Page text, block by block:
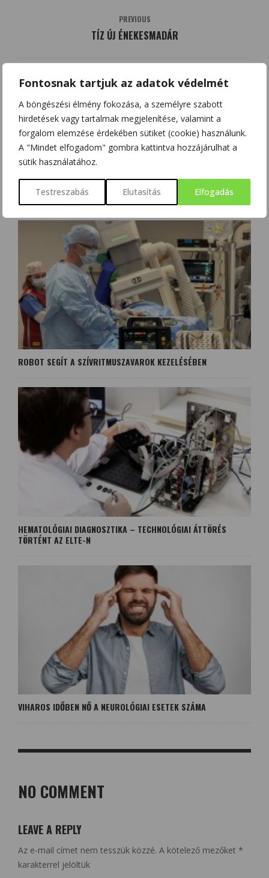
Fontosnak tartjuk az adatok védelmét
A böngészési élmény fokozása, a személyre szabott
hirdetések vagy tartalmak megjelenítése, valamint a
forgalom elemzése érdekében sütiket (cookie) használunk.
A "Mindet elfogadom" gombra kattintva hozzájárulhat a
sütik használatához.
Testreszabás Elutasítás Elfogadás
PREVIOUS
TÍZ ÚJ ÉNEKESMADÁR
LEGPONTOSABB IDŐMÉRŐ ESZKÖZE
KAPCSOLÓDÓ BEJEGYZÉSEK
ROBOT SEGÍT A SZÍVRITMUSZAVAROK KEZELÉSÉBEN
HEMATOLÓGIAI DIAGNOSZTIKA – TECHNOLÓGIAI ÁTTÖRÉS
TÖRTÉNT AZ ELTE-N
VIHAROS IDŐBEN NŐ A NEUROLÓGIAI ESETEK SZÁMA
NO COMMENT
LEAVE A REPLY
Az e-mail címet nem tesszük közzé. A kötelező mezőket *
karakterrel jelöltük